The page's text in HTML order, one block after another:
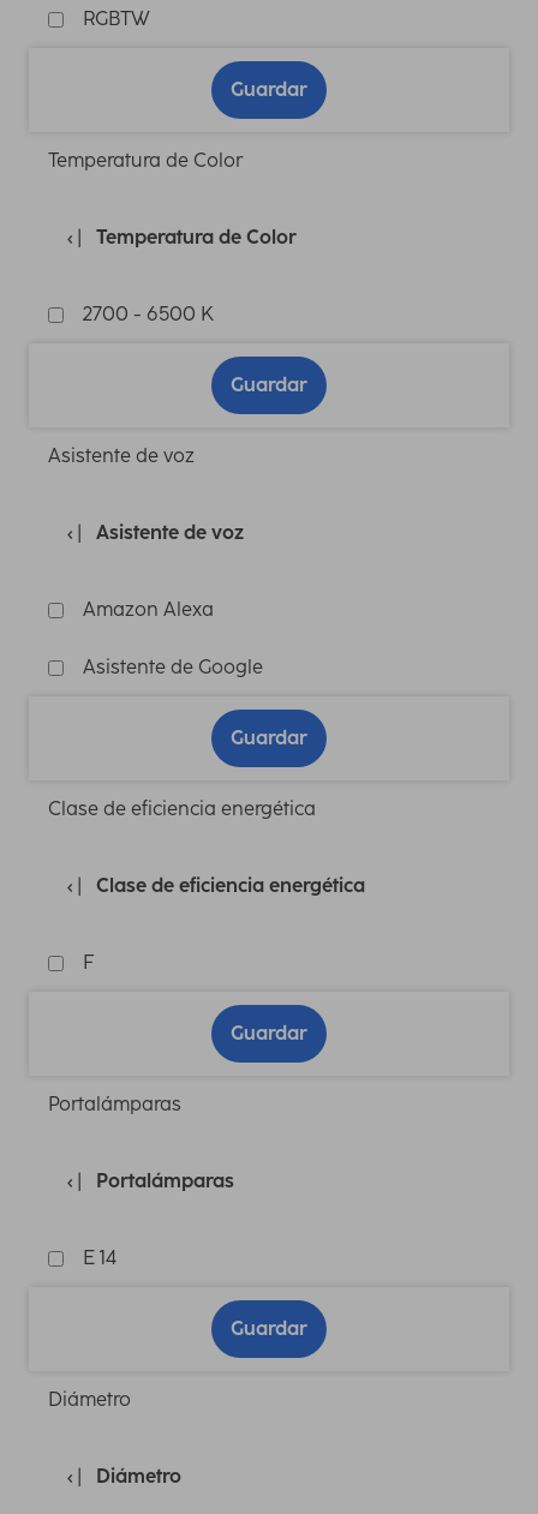
RGBTW
Guardar
Temperatura de Color
Temperatura de Color
2700 - 6500 K
Guardar
Asistente de voz
Asistente de voz
Amazon Alexa
Asistente de Google
Guardar
Clase de eficiencia energética
Clase de eficiencia energética
F
Guardar
Portalámparas
Portalámparas
E 14
Guardar
Diámetro
Diámetro